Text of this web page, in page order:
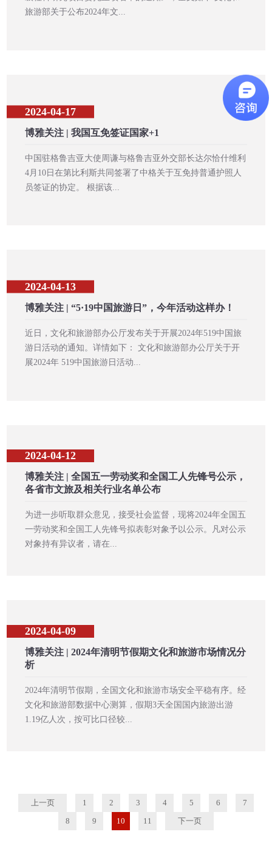
旅游部关于公布2024年文...
2024-04-17
博雅关注 | 我国互免签证国家+1
中国驻格鲁吉亚大使周谦与格鲁吉亚外交部长达尔恰什维利
4月10日在第比利斯共同签署了中格关于互免持普通护照人
员签证的协定。 根据该...
2024-04-13
博雅关注 | “5·19中国旅游日”，今年活动这样办！
近日，文化和旅游部办公厅发布关于开展2024年519中国旅
游日活动的通知。详情如下： 文化和旅游部办公厅关于开
展2024年 519中国旅游日活动...
2024-04-12
博雅关注 | 全国五一劳动奖和全国工人先锋号公示，
各省市文旅及相关行业名单公布
为进一步听取群众意见，接受社会监督，现将2024年全国五
一劳动奖和全国工人先锋号拟表彰对象予以公示。凡对公示
对象持有异议者，请在...
2024-04-09
博雅关注 | 2024年清明节假期文化和旅游市场情况分
析
2024年清明节假期，全国文化和旅游市场安全平稳有序。经
文化和旅游部数据中心测算，假期3天全国国内旅游出游
1.19亿人次，按可比口径较...
上一页 1 2 3 4 5 6
7
8
9 10 11 下一页